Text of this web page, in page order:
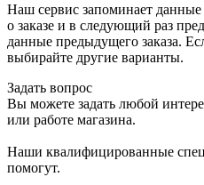
Наш сервис запоминает
о заказе и в следующий раз
данные предыдущего заказа.
выбирайте другие варианты.
Задать вопрос
Вы можете задать любой
или работе магазина.
Наши квалифицированные
помогут.